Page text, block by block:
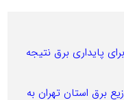
پایداری برق نتیجه
برق استان تهران به